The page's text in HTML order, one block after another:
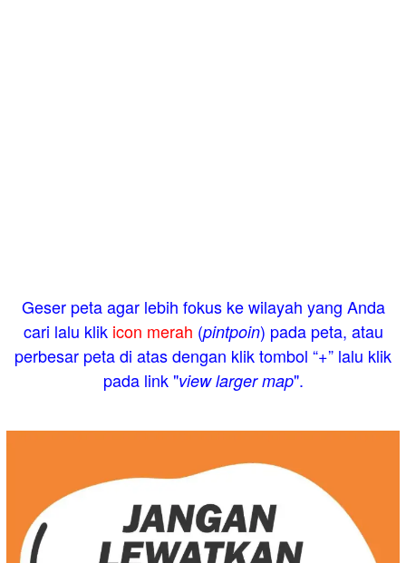
Geser peta agar lebih fokus ke wilayah yang Anda
cari lalu klik icon merah (pintpoin) pada peta, atau
perbesar peta di atas dengan klik tombol “+” lalu klik
pada link "view larger map".